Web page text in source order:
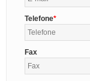
Telefone
Fax